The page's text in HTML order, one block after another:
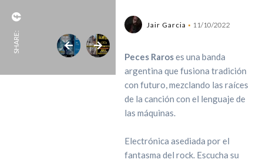
SHARE:
Jair Garcia 11/10/2022
Peces Raroses una banda
argentina que fusiona tradición
con futuro, mezclando las raíces
de la canción con el lenguaje de
las máquinas.
Electrónica asediada por el
fantasma del rock. Escucha su